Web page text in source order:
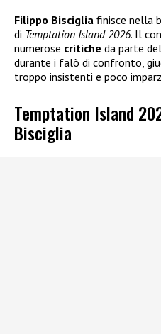
Filippo Bisciglia finisce nella
di Temptation Island 2026. Il
numerose critiche da parte
durante i falò di confronto,
troppo insistenti e poco
Temptation Island
Bisciglia